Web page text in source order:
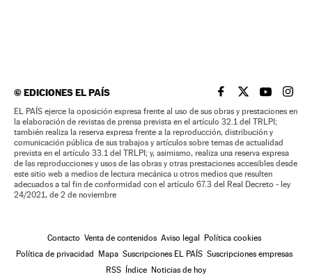
©EDICIONES EL PAÍS EL PAÍS BRASIL EN
EL PAÍSEL PAÍS
EL
EL PAÍS ejerce la oposición expresa frente al uso de sus obras y prestaciones en
la elaboración de revistas de prensa prevista en el artículo 32.1 del TRLPI;
también realiza la reserva expresa frente a la reproducción, distribución y
comunicación pública de sus trabajos y artículos sobre temas de actualidad
prevista en el artículo 33.1 del TRLPI; y, asimismo, realiza una reserva expresa
de las reproducciones y usos de las obras y otras prestaciones accesibles desde
este sitio web a medios de lectura mecánica u otros medios que resulten
adecuados a tal fin de conformidad con el artículo 67.3 del Real Decreto - ley
24/2021, de 2 de noviembre
Contacto Venta de contenidos Aviso legal Política cookies
Política de privacidad Mapa Suscripciones EL PAÍS Suscripciones empresas
RSS Índice Noticias de hoy